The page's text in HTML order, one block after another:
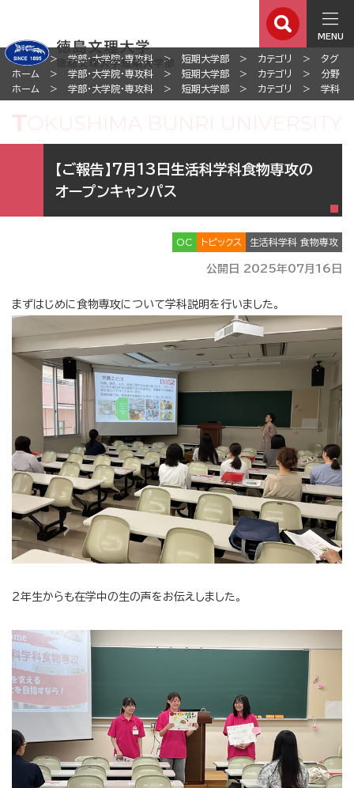
MENU
ホーム 学部・大学院・専攻科 短期大学部 カテゴリ
タグ
ホーム
学部・大学院・専攻科 短期大学部 カテゴリ
分野
ホーム
学部・大学院・専攻科 短期大学部 カテゴリ 学科
【ご報告】7月13日生活科学科食物専攻の
オープンキャンパス
OC トピックス 生活科学科 食物専攻
公開日 2025年07月16日
まずはじめに食物専攻について学科説明を行いました。
２年生からも在学中の生の声をお伝えしました。